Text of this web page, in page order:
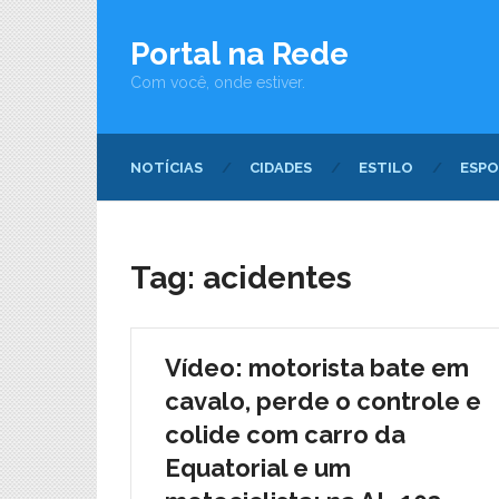
Portal na Rede
Com você, onde estiver.
NOTÍCIAS CIDADES ESTILO
Tag: acidentes
Vídeo: motorista bate em
cavalo, perde o controle e
colide com carro da
Equatorial e um